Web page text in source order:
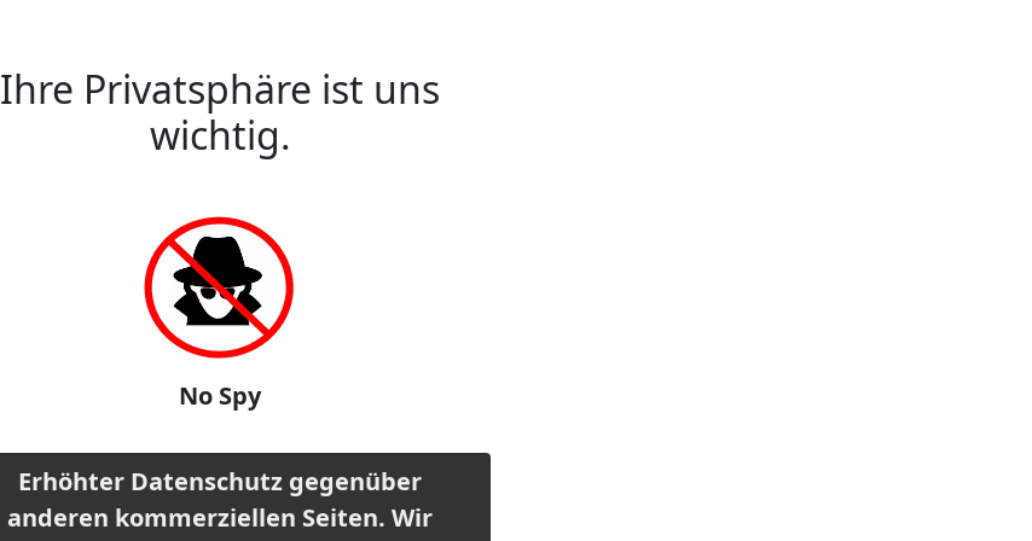
Ihre Privatsphäre ist uns
wichtig.
No Spy
Erhöhter Datenschutz gegenüber
anderen kommerziellen Seiten. Wir